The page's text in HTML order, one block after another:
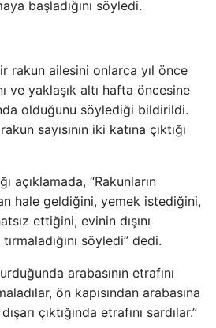
başladığını söyledi.
rakun ailesini onlarca yıl önce
ve yaklaşık altı hafta öncesine
olduğunu söylediği bildirildi.
sayısının iki katına çıktığı
açıklamada, “Rakunların
hale geldiğini, yemek istediğini,
ettiğini, evinin dışını
tırmaladığını söyledi” dedi.
arabasının etrafını
ön kapısından arabasına
çıktığında etrafını sardılar.”